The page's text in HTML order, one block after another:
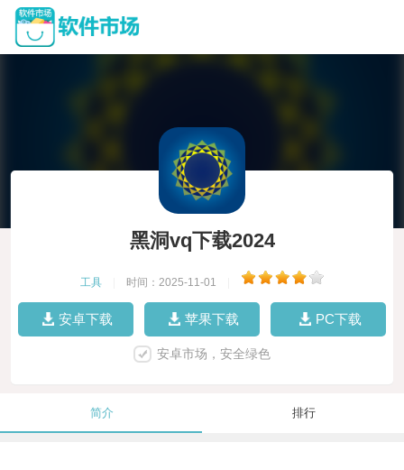
黑洞vq下载2024
工具 时间：2025-11-01
安卓下载 苹果下载 PC下载
安卓市场，安全绿色
简介 排行